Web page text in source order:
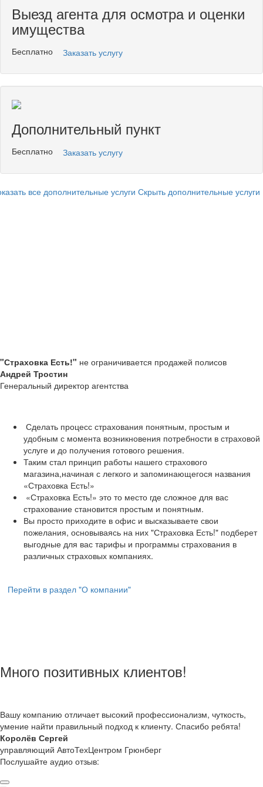
Выезд агента для осмотра и оценки
имущества
Бесплатно Заказать услугу
Дополнительный пункт
Бесплатно Заказать услугу
все дополнительные услуги Скрыть дополнительные услуги
"Страховка Есть!" не ограничивается продажей полисов
Андрей Тростин
Генеральный директор агентства
Сделать процесс страхования понятным, простым и
удобным с момента возникновения потребности в страховой
услуге и до получения готового решения.
Таким стал принцип работы нашего страхового
магазина,начиная с легкого и запоминающегося названия
«Страховка Есть!»
«Страховка Есть!» это то место где сложное для вас
страхование становится простым и понятным.
Вы просто приходите в офис и высказываете свои
пожелания, основываясь на них "Страховка Есть!" подберет
выгодные для вас тарифы и программы страхования в
различных страховых компаниях.
Перейти в раздел "О компании"
Много позитивных клиентов!
Вашу компанию отличает высокий профессионализм, чуткость,
умение найти правильный подход к клиенту. Спасибо ребята!
Королёв Сергей
управляющий АвтоТехЦентром Грюнберг
Послушайте аудио отзыв: